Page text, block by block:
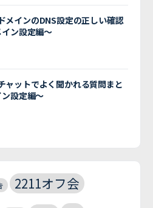
メインのDNS設定の正しい確認
ン設定編〜
ャットでよく聞かれる質問まと
設定編〜
2211オフ会